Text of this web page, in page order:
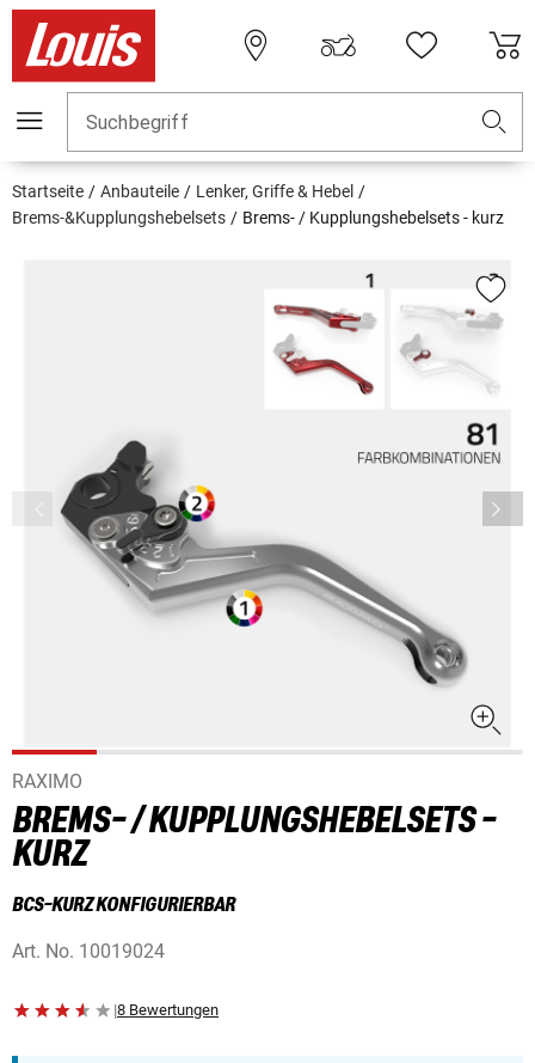
Suchbegriff
Startseite Anbauteile
Lenker, Griffe & Hebel
Brems-&Kupplungshebelsets
Brems- / Kupplungshebelsets - kurz
RAXIMO
BREMS- / KUPPLUNGSHEBELSETS -
KURZ
BCS-KURZ KONFIGURIERBAR
Art. No. 10019024
|8 Bewertungen